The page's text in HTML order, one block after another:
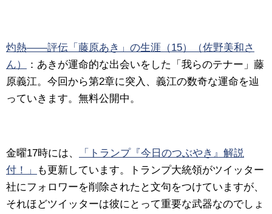
灼熱――評伝「藤原あき」の生涯（15）（佐野美和さ
ん）
：あきが運命的な出会いをした「我らのテナー」藤
原義江。今回から第2章に突入、義江の数奇な運命を辿
っていきます。無料公開中。
金曜17時には、
「トランプ『今日のつぶやき』解説
付！」
も更新しています。トランプ大統領がツイッター
社にフォロワーを削除されたと文句をつけていますが、
それほどツイッターは彼にとって重要な武器なのでしょ